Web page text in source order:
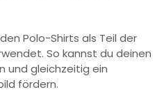
Polo-Shirts als Teil der
So kannst du deinen
und gleichzeitig ein
fördern.